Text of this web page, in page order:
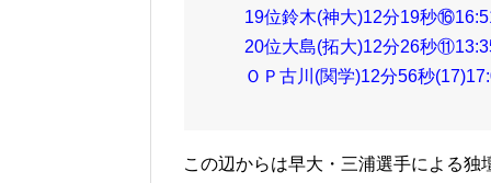
19位鈴木(神大)12分19秒
20位大島(拓大)12分26秒
ＯＰ古川(関学)12分56秒
この辺からは早大・三浦選手による